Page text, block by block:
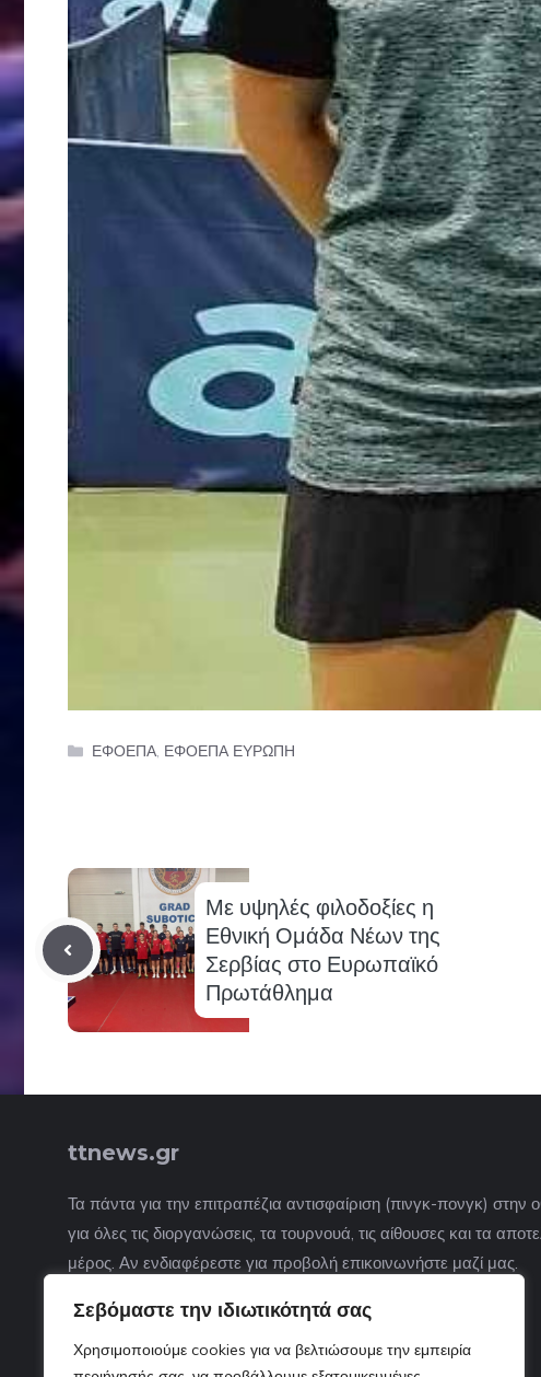
Σεβόμαστε την ιδιωτικότητά σας
Χρησιμοποιούμε cookies για να βελτιώσουμε την εμπειρία
Categories
ΕΦΟΕΠΑ, ΕΦΟΕΠΑ ΕΥΡΩΠΗ
Με υψηλές φιλοδοξίες η
Εθνική Ομάδα Νέων της
Σερβίας στο Ευρωπαϊκό
Πρωτάθλημα
ttnews.gr
Τα πάντα για την επιτραπέζια αντισφαίριση (πινγκ-πονγκ) στην
για όλες τις διοργανώσεις, τα τουρνουά, τις αίθουσες και τα
μέρος. Αν ενδιαφέρεστε για προβολή επικοινωνήστε μαζί μας.